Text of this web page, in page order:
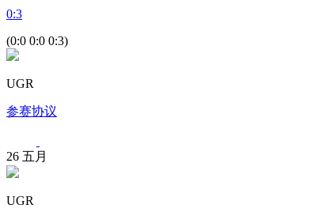
0:3
(0:0 0:0 0:3)
UGR
参赛协议
26 五月
UGR